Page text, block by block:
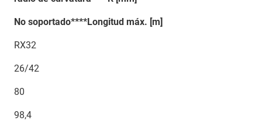
No soportado****Longitud máx. [m]
RX32
26/42
80
98,4